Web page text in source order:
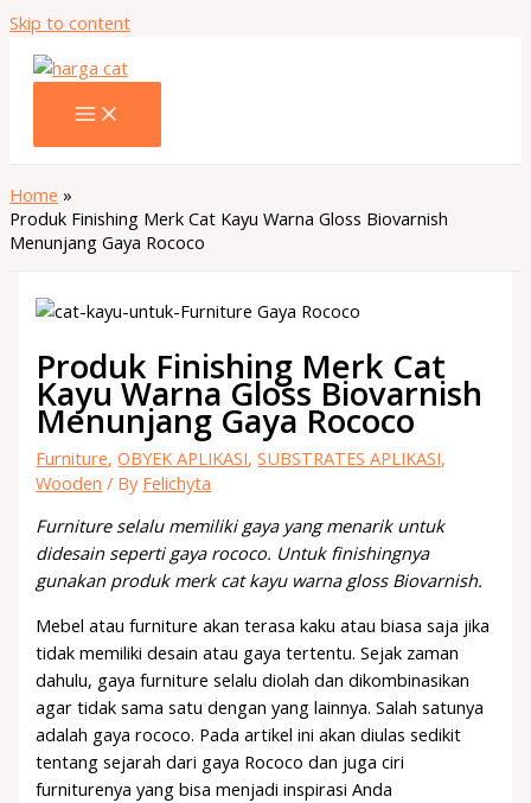
Skip to content
Home
Produk Finishing Merk Cat Kayu Warna Gloss Biovarnish
Menunjang Gaya Rococo
Produk Finishing Merk Cat
Kayu Warna Gloss Biovarnish
Menunjang Gaya Rococo
Furniture,OBYEK APLIKASI,SUBSTRATES APLIKASI,
Wooden / By Felichyta
Furniture selalu memiliki gaya yang menarik untuk
didesain seperti gaya rococo. Untuk finishingnya
gunakan produk merk cat kayu warna gloss Biovarnish.
Mebel atau furniture akan terasa kaku atau biasa saja jika
tidak memiliki desain atau gaya tertentu. Sejak zaman
dahulu, gaya furniture selalu diolah dan dikombinasikan
agar tidak sama satu dengan yang lainnya. Salah satunya
adalah gaya rococo. Pada artikel ini akan diulas sedikit
tentang sejarah dari gaya Rococo dan juga ciri
furniturenya yang bisa menjadi inspirasi Anda